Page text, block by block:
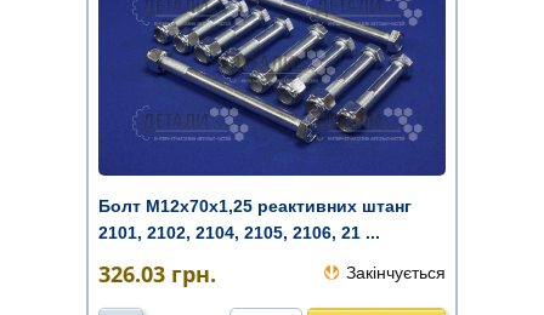
Болт М12x70х1,25 реактивних штанг
2101, 2102, 2104, 2105, 2106, 21 ...
326.03 грн. Закінчується